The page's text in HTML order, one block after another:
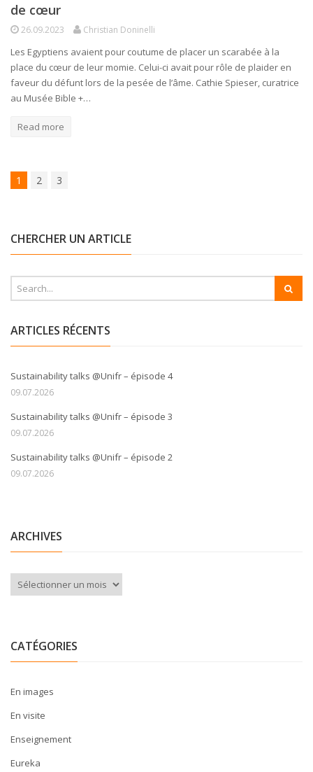
de cœur
26.09.2023 Christian Doninelli
Les Egyptiens avaient pour coutume de placer un scarabée à la
place du cœur de leur momie. Celui-ci avait pour rôle de plaider en
faveur du défunt lors de la pesée de l’âme. Cathie Spieser, curatrice
au Musée Bible +…
Read more
1 2 3
CHERCHER UN ARTICLE
ARTICLES RÉCENTS
Sustainability talks @Unifr – épisode 4
09.07.2026
Sustainability talks @Unifr – épisode 3
09.07.2026
Sustainability talks @Unifr – épisode 2
09.07.2026
ARCHIVES
Archives
CATÉGORIES
En images
En visite
Enseignement
Eureka